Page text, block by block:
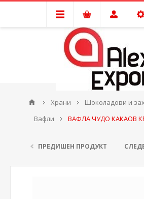
Храни
Шоколадови и
Вафли
ВАФЛА ЧУДО КАКАОВ
ПРЕДИШЕН ПРОДУКТ